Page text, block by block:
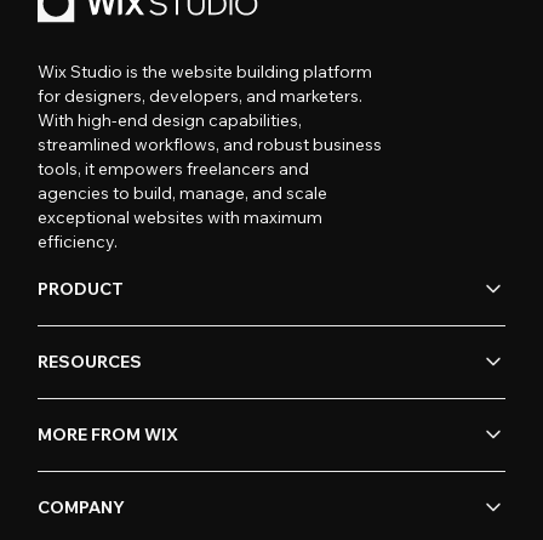
Wix Studio is the website building platform
for designers, developers, and marketers.
With high-end design capabilities,
streamlined workflows, and robust business
tools, it empowers freelancers and
agencies to build, manage, and scale
exceptional websites with maximum
efficiency.
PRODUCT
RESOURCES
MORE FROM WIX
COMPANY